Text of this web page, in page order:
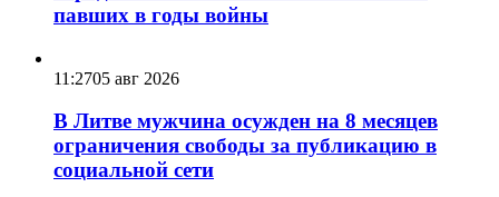
павших в годы войны
11:2705 авг 2026
В Литве мужчина осужден на 8 месяцев
ограничения свободы за публикацию в
социальной сети